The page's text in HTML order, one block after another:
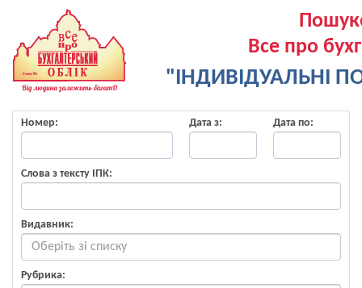
Все про
"ІНДИВІДУАЛЬНІ
Номер: Дата з: Дата по:
Слова з тексту ІПК:
Видавник:
Рубрика: